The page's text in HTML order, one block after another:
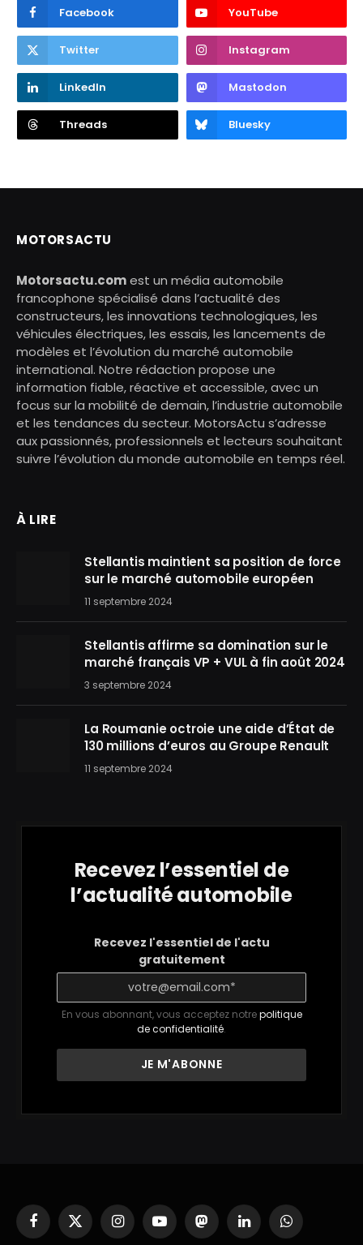
Facebook YouTube
Twitter Instagram
LinkedIn Mastodon
Threads Bluesky
MOTORSACTU
Motorsactu.comest un média automobile
francophone spécialisé dans l’actualité des
constructeurs, les innovations technologiques, les
véhicules électriques, les essais, les lancements de
modèles et l’évolution du marché automobile
international. Notre rédaction propose une
information fiable, réactive et accessible, avec un
focus sur la mobilité de demain, l’industrie automobile
et les tendances du secteur. MotorsActu s’adresse
aux passionnés, professionnels et lecteurs souhaitant
suivre l’évolution du monde automobile en temps réel.
À LIRE
Stellantis maintient sa position de force
sur le marché automobile européen
11 septembre 2024
Stellantis affirme sa domination sur le
marché français VP + VUL à fin août 2024
3 septembre 2024
La Roumanie octroie une aide d’État de
130 millions d’euros au Groupe Renault
11 septembre 2024
Recevez l’essentiel de
l’actualité automobile
Recevez l'essentiel de l'actu
gratuitement
En vous abonnant, vous acceptez notrepolitique
de confidentialité.
Facebook
X
InstagramYouTubeMastodonLinkedInWhatsApp